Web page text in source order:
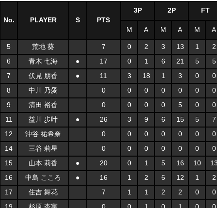
No. PLAYER S PTS
3P 2P FT
M A M A M A
5 荒地 葵 7 0 2 3 13 1
2
6
青木 七海 ● 17 0 1 6 21 5
5
7
伏見 朋香 ● 11 3 18 1 3 0
0
8
中川 乃愛 0 0 0 0 0 0
0
9
清田 裕香 0 0 0 0 5 0
0
11
益川 歩叶 ● 26 3 9 6 15 5
7
12
沖谷 祐希奈 0 0 0 0 0 0
0
14
三谷 莉星 0 0 0 0 0 0
0
15
山本 莉香 ● 20 0 1 5 16 10
16
中島 こころ ● 16 1 2 6 12 1
2
17
住吉 舞花 7 1 1 2 2 0
0